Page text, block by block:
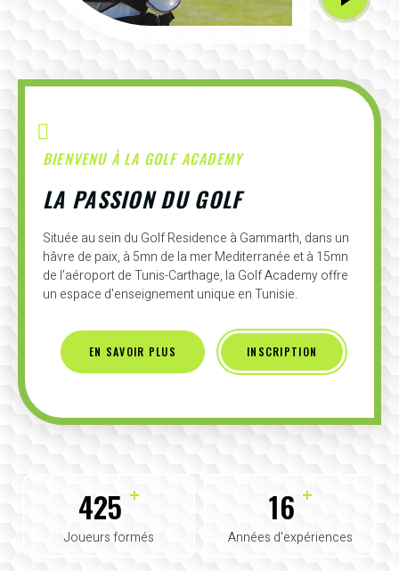
BIENVENU À LA GOLF ACADEMY
LA PASSION DU GOLF
Située au sein du Golf Residence à Gammarth, dans un
hâvre de paix, à 5mn de la mer Mediterranée et à 15mn
de l'aéroport de Tunis-Carthage, la Golf Academy offre
un espace d'enseignement unique en Tunisie.
EN SAVOIR PLUS INSCRIPTION
425 +
Joueurs formés
16 +
Années d'expériences